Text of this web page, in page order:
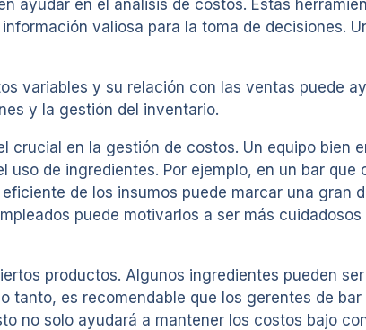
ayudar en el análisis de costos. Estas
valiosa para la toma de decisiones.
variables y su relación con las ventas puede
y la gestión del inventario.
crucial en la gestión de costos. Un equipo bien
de ingredientes. Por ejemplo, en un bar
de los insumos puede marcar una gran
puede motivarlos a ser más
productos. Algunos ingredientes pueden
tanto, es recomendable que los gerentes de
no solo ayudará a mantener los costos bajo